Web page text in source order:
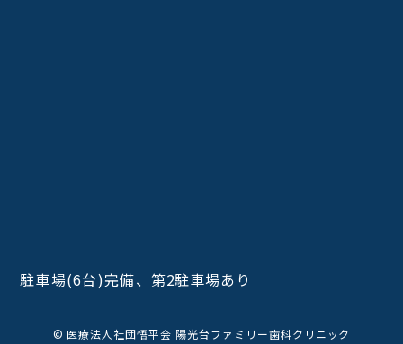
駐車場(6台)完備、 第2駐車場あり
© 医療法人社団悟平会 陽光台ファミリー歯科クリニック